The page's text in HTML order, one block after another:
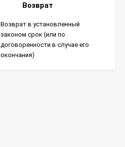
Возврат
Возврат в установленный
законом срок (или по
договоренности в случае его
окончания)